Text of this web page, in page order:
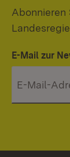
Abonnieren
E-Mail zur